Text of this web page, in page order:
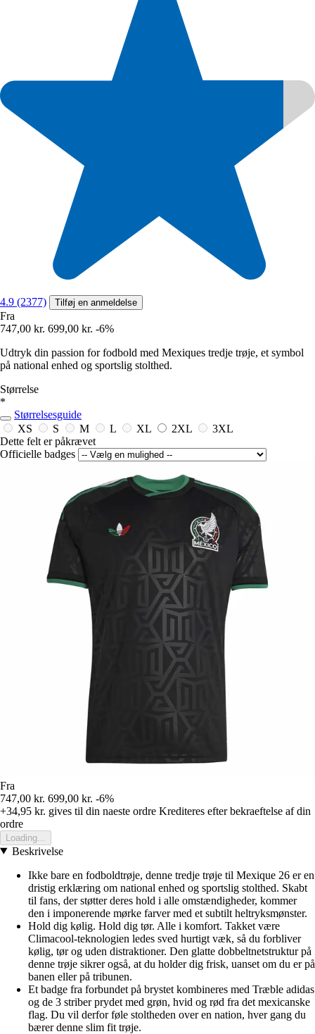
4.9 (2377) Tilføj en anmeldelse
Fra
747,00 kr. 699,00 kr. -6%
Udtryk din passion for fodbold med Mexiques tredje trøje, et symbol
på national enhed og sportslig stolthed.
Størrelse
*
Størrelsesguide
XS
S M L XL 2XL
3XL
Dette felt er påkrævet
Officielle badges
Fra
747,00 kr. 699,00 kr. -6%
+34,95 kr. gives til din naeste ordre Krediteres efter bekraeftelse af din
ordre
Loading...
Beskrivelse
Ikke bare en fodboldtrøje, denne tredje trøje til Mexique 26 er en
dristig erklæring om national enhed og sportslig stolthed. Skabt
til fans, der støtter deres hold i alle omstændigheder, kommer
den i imponerende mørke farver med et subtilt heltryksmønster.
Hold dig kølig. Hold dig tør. Alle i komfort. Takket være
Climacool-teknologien ledes sved hurtigt væk, så du forbliver
kølig, tør og uden distraktioner. Den glatte dobbeltnetstruktur på
denne trøje sikrer også, at du holder dig frisk, uanset om du er på
banen eller på tribunen.
Et badge fra forbundet på brystet kombineres med Træble adidas
og de 3 striber prydet med grøn, hvid og rød fra det mexicanske
flag. Du vil derfor føle stoltheden over en nation, hver gang du
bærer denne slim fit trøje.